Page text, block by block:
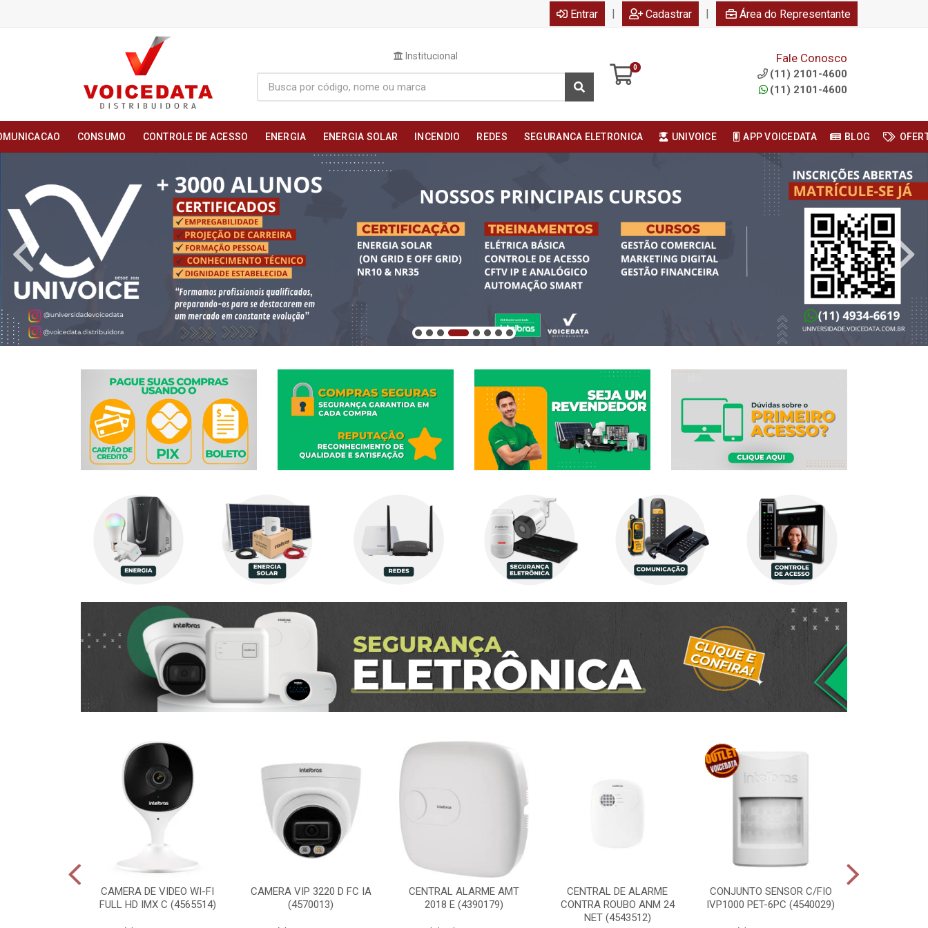
Entrar | Cadastrar | Área do Representante
Institucional
0
Fale Conosco
(11) 2101-4600
(11) 2101-4600
CONSUMO CONTROLE DE ACESSO ENERGIA ENERGIA SOLAR INCENDIO REDES SEGURANCA ELETRONICA UNIVOICE APP VOICEDATA BLOG
CAMERA DE VIDEO WI-FI
FULL HD IMX C (4565514)
CAMERA VIP 3220 D FC IA
(4570013)
CENTRAL ALARME AMT
2018 E (4390179)
CENTRAL DE ALARME
CONTRA ROUBO ANM 24
NET (4543512)
CONJUNTO SENSOR C/FIO
IVP1000 PET-6PC (4540029)